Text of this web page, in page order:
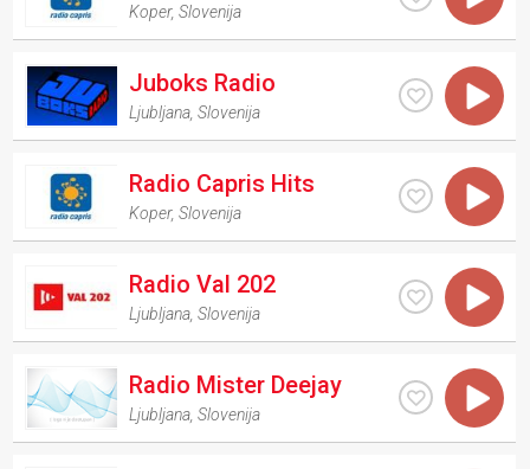
Koper,Slovenija
Juboks Radio
Ljubljana ,Slovenija
Radio Capris Hits
Koper,Slovenija
Radio Val 202
Ljubljana ,Slovenija
Radio Mister Deejay
Ljubljana ,Slovenija